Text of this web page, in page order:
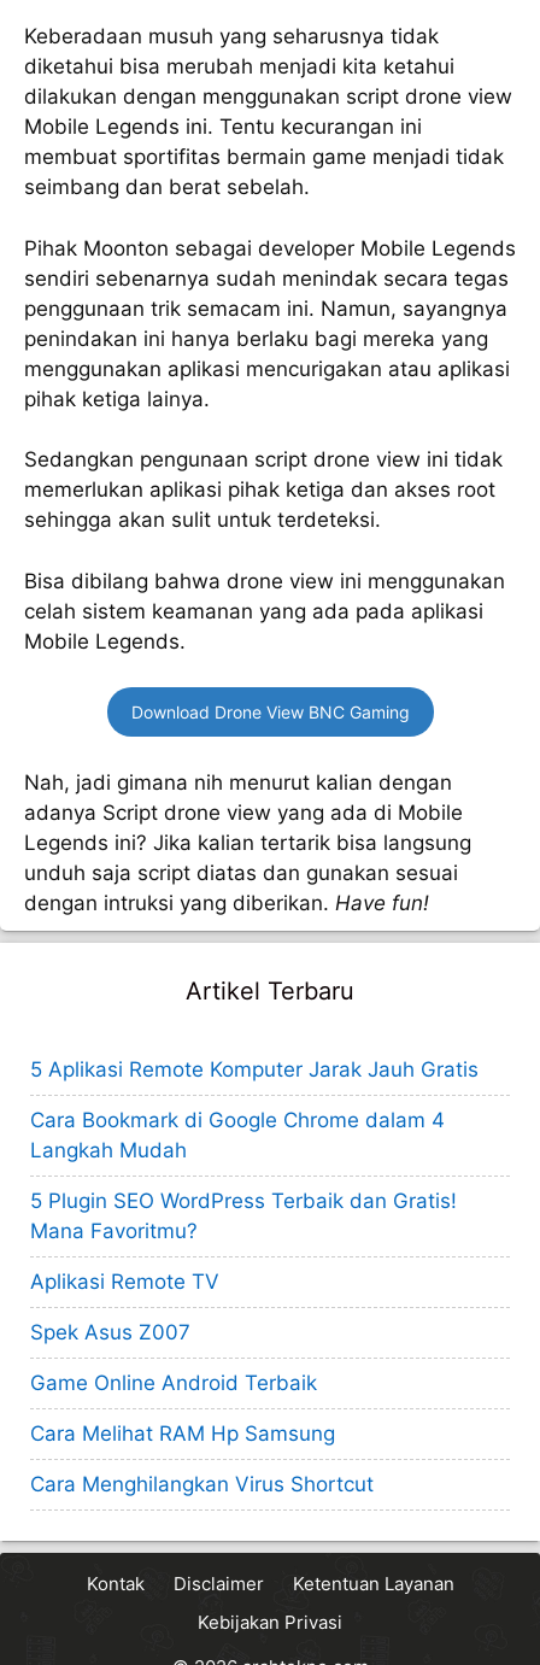
Keberadaan musuh yang seharusnya tidak
diketahui bisa merubah menjadi kita ketahui
dilakukan dengan menggunakan script drone view
Mobile Legends ini. Tentu kecurangan ini
membuat sportifitas bermain game menjadi tidak
seimbang dan berat sebelah.
Pihak Moonton sebagai developer Mobile Legends
sendiri sebenarnya sudah menindak secara tegas
penggunaan trik semacam ini. Namun, sayangnya
penindakan ini hanya berlaku bagi mereka yang
menggunakan aplikasi mencurigakan atau aplikasi
pihak ketiga lainya.
Sedangkan pengunaan script drone view ini tidak
memerlukan aplikasi pihak ketiga dan akses root
sehingga akan sulit untuk terdeteksi.
Bisa dibilang bahwa drone view ini menggunakan
celah sistem keamanan yang ada pada aplikasi
Mobile Legends.
Download Drone View BNC Gaming
Nah, jadi gimana nih menurut kalian dengan
adanya Script drone view yang ada di Mobile
Legends ini? Jika kalian tertarik bisa langsung
unduh saja script diatas dan gunakan sesuai
dengan intruksi yang diberikan. Have fun!
Artikel Terbaru
5 Aplikasi Remote Komputer Jarak Jauh Gratis
Cara Bookmark di Google Chrome dalam 4
Langkah Mudah
5 Plugin SEO WordPress Terbaik dan Gratis!
Mana Favoritmu?
Aplikasi Remote TV
Spek Asus Z007
Game Online Android Terbaik
Cara Melihat RAM Hp Samsung
Cara Menghilangkan Virus Shortcut
Kontak Disclaimer
Ketentuan Layanan
Kebijakan Privasi